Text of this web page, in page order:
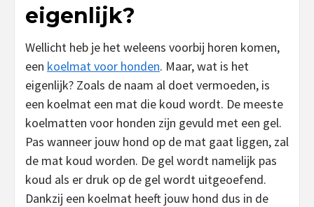
eigenlijk?
Wellicht heb je het weleens voorbij horen komen,
een koelmat voor honden. Maar, wat is het
eigenlijk? Zoals de naam al doet vermoeden, is
een koelmat een mat die koud wordt. De meeste
koelmatten voor honden zijn gevuld met een gel.
Pas wanneer jouw hond op de mat gaat liggen, zal
de mat koud worden. De gel wordt namelijk pas
koud als er druk op de gel wordt uitgeoefend.
Dankzij een koelmat heeft jouw hond dus in de